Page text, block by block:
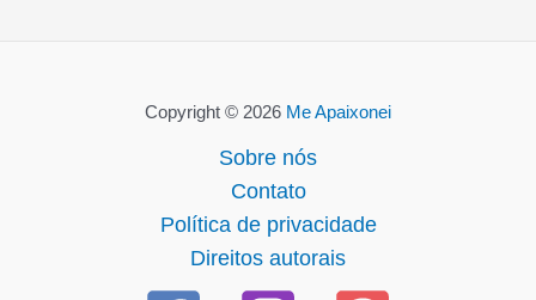
Copyright © 2026 Me Apaixonei
Sobre nós
Contato
Política de privacidade
Direitos autorais